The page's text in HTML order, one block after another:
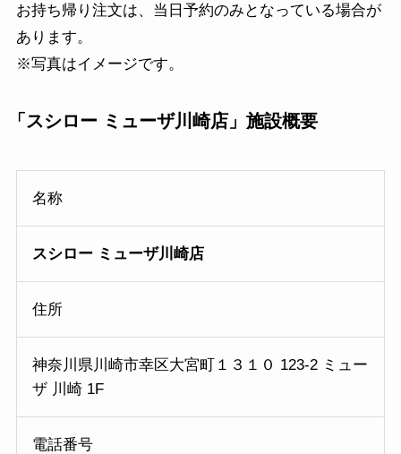
お持ち帰り注文は、当日予約のみとなっている場合が
あります。
※写真はイメージです。
「 スシロー ミューザ川崎店」施設概要
名称
スシロー ミューザ川崎店
住所
神奈川県川崎市幸区大宮町１３１０ 123-2 ミュー
ザ 川崎 1F
電話番号